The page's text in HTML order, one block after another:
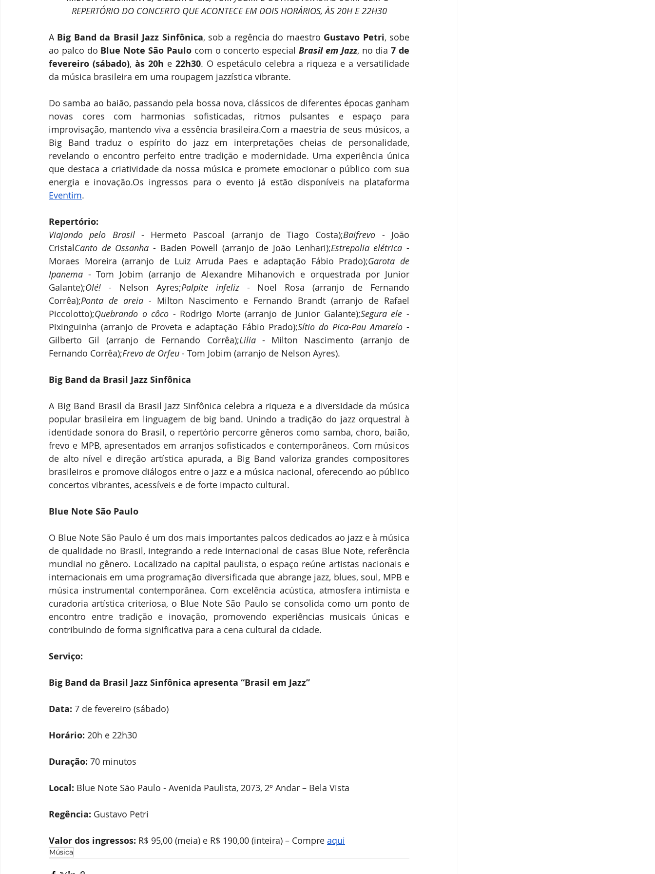
REPERTÓRIO DO CONCERTO QUE ACONTECE EM DOIS HORÁRIOS, ÀS 20H E 22H30
A Big Band da Brasil Jazz Sinfônica, sob a regência do maestro Gustavo Petri, sobe
ao palco do Blue Note São Paulo com o concerto especial Brasil em Jazz, no dia 7 de
fevereiro (sábado), às 20h e 22h30. O espetáculo celebra a riqueza e a versatilidade
da música brasileira em uma roupagem jazzística vibrante.
Do samba ao baião, passando pela bossa nova, clássicos de diferentes épocas ganham
novas cores com harmonias sofisticadas, ritmos pulsantes e espaço para
improvisação, mantendo viva a essência brasileira.Com a maestria de seus músicos, a
Big Band traduz o espírito do jazz em interpretações cheias de personalidade,
revelando o encontro perfeito entre tradição e modernidade. Uma experiência única
que destaca a criatividade da nossa música e promete emocionar o público com sua
Eventim.
Repertório:
Viajando pelo Brasil - Hermeto Pascoal (arranjo de Tiago Costa);Baifrevo - João
CristalCanto de Ossanha - Baden Powell (arranjo de João Lenhari);Estrepolia elétrica -
Moraes Moreira (arranjo de Luiz Arruda Paes e adaptação Fábio Prado);Garota de
Ipanema - Tom Jobim (arranjo de Alexandre Mihanovich e orquestrada por Junior
Galante);Olé! - Nelson Ayres;Palpite infeliz - Noel Rosa (arranjo de Fernando
Corrêa);Ponta de areia - Milton Nascimento e Fernando Brandt (arranjo de Rafael
Piccolotto);Quebrando o côco - Rodrigo Morte (arranjo de Junior Galante);Segura ele -
Pixinguinha (arranjo de Proveta e adaptação Fábio Prado);Sítio do Pica-Pau Amarelo -
Gilberto Gil (arranjo de Fernando Corrêa);Lilia - Milton Nascimento (arranjo de
Fernando Corrêa);Frevo de Orfeu - Tom Jobim (arranjo de Nelson Ayres).
Big Band da Brasil Jazz Sinfônica
A Big Band Brasil da Brasil Jazz Sinfônica celebra a riqueza e a diversidade da música
popular brasileira em linguagem de big band. Unindo a tradição do jazz orquestral à
identidade sonora do Brasil, o repertório percorre gêneros como samba, choro, baião,
frevo e MPB, apresentados em arranjos sofisticados e contemporâneos. Com músicos
de alto nível e direção artística apurada, a Big Band valoriza grandes compositores
brasileiros e promove diálogos entre o jazz e a música nacional, oferecendo ao público
concertos vibrantes, acessíveis e de forte impacto cultural.
Blue Note São Paulo
O Blue Note São Paulo é um dos mais importantes palcos dedicados ao jazz e à música
de qualidade no Brasil, integrando a rede internacional de casas Blue Note, referência
mundial no gênero. Localizado na capital paulista, o espaço reúne artistas nacionais e
internacionais em uma programação diversificada que abrange jazz, blues, soul, MPB e
música instrumental contemporânea. Com excelência acústica, atmosfera intimista e
curadoria artística criteriosa, o Blue Note São Paulo se consolida como um ponto de
encontro entre tradição e inovação, promovendo experiências musicais únicas e
contribuindo de forma significativa para a cena cultural da cidade.
Serviço:
Big Band da Brasil Jazz Sinfônica apresenta “Brasil em Jazz”
Data: 7 de fevereiro (sábado)
Horário: 20h e 22h30
Duração: 70 minutos
Local: Blue Note São Paulo - Avenida Paulista, 2073, 2º Andar – Bela Vista
Regência: Gustavo Petri
Valor dos ingressos: R$ 95,00 (meia) e R$ 190,00 (inteira) – Compre aqui
Música